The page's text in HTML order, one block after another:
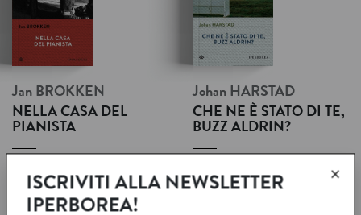
Jan BROKKEN
NELLA CASA DEL
PIANISTA
1980 Youri Egorov, astro
nascente del pianoforte, dà
Johan HARSTAD
CHE NE È STATO DI TE,
BUZZ ALDRIN?
Aldrin? Chi si ricorda del
×
ISCRIVITI ALLA NEWSLETTER
IPERBOREA!